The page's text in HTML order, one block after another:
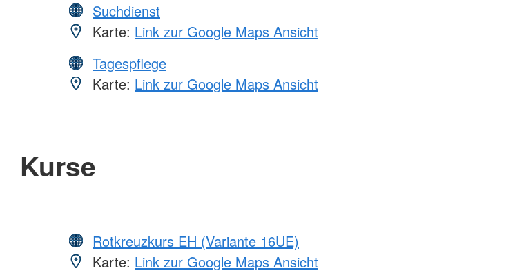
Suchdienst
Karte: Link zur Google Maps Ansicht
Tagespflege
Karte: Link zur Google Maps Ansicht
Kurse
Rotkreuzkurs EH (Variante 16UE)
Karte: Link zur Google Maps Ansicht